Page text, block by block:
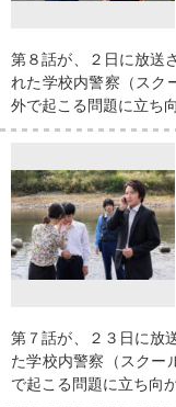
第８話が、２日に放送
れた学校内警察（スク
外で起こる問題に立ち
第７話が、２３日に
た学校内警察（スクー
で起こる問題に立ち向